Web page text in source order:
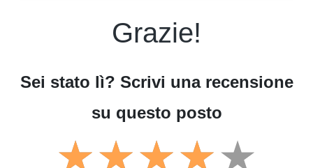
Grazie!
Sei stato lì? Scrivi una recensione
su questo posto